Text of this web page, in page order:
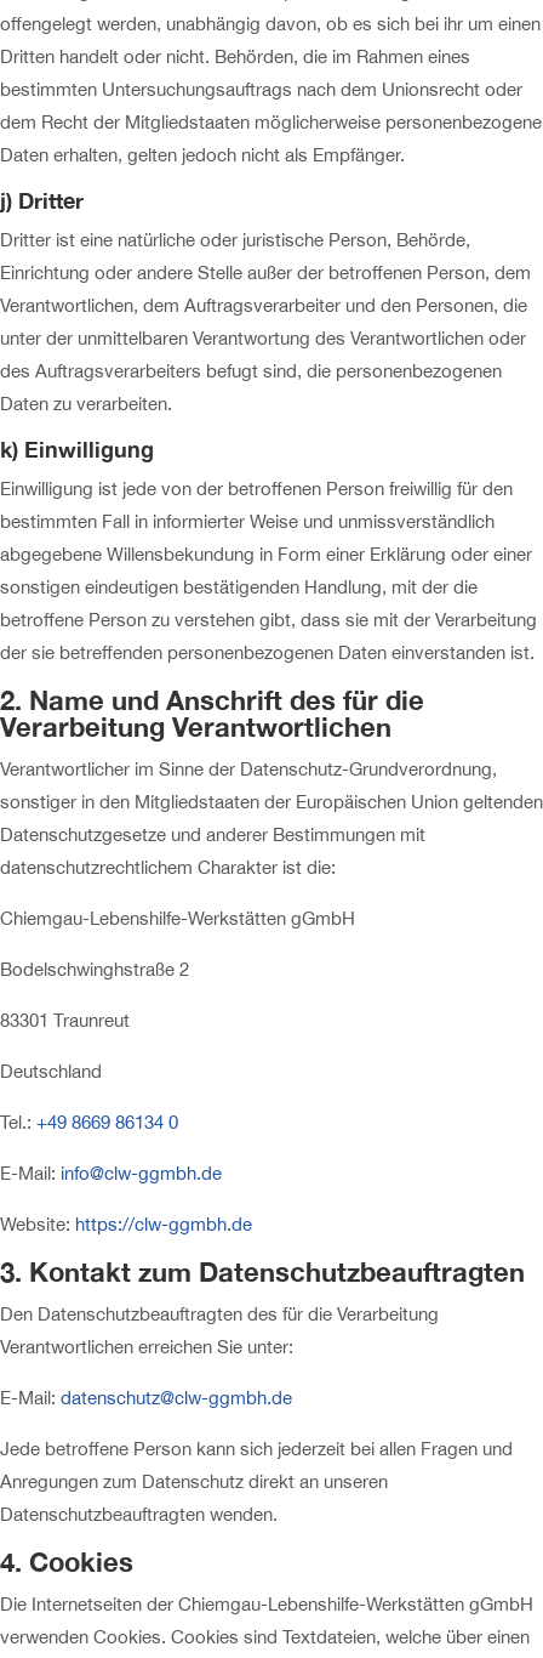
offengelegt werden, unabhängig davon, ob es sich bei ihr um einen
Dritten handelt oder nicht. Behörden, die im Rahmen eines
bestimmten Untersuchungsauftrags nach dem Unionsrecht oder
dem Recht der Mitgliedstaaten möglicherweise personenbezogene
Daten erhalten, gelten jedoch nicht als Empfänger.
j) Dritter
Dritter ist eine natürliche oder juristische Person, Behörde,
Einrichtung oder andere Stelle außer der betroffenen Person, dem
Verantwortlichen, dem Auftragsverarbeiter und den Personen, die
unter der unmittelbaren Verantwortung des Verantwortlichen oder
des Auftragsverarbeiters befugt sind, die personenbezogenen
Daten zu verarbeiten.
k) Einwilligung
Einwilligung ist jede von der betroffenen Person freiwillig für den
bestimmten Fall in informierter Weise und unmissverständlich
abgegebene Willensbekundung in Form einer Erklärung oder einer
sonstigen eindeutigen bestätigenden Handlung, mit der die
betroffene Person zu verstehen gibt, dass sie mit der Verarbeitung
der sie betreffenden personenbezogenen Daten einverstanden ist.
2. Name und Anschrift des für die
Verarbeitung Verantwortlichen
Verantwortlicher im Sinne der Datenschutz-Grundverordnung,
sonstiger in den Mitgliedstaaten der Europäischen Union geltenden
Datenschutzgesetze und anderer Bestimmungen mit
datenschutzrechtlichem Charakter ist die:
Chiemgau-Lebenshilfe-Werkstätten gGmbH
Bodelschwinghstraße 2
83301 Traunreut
Deutschland
Tel.: +49 8669 86134 0
E-Mail: info@clw-ggmbh.de
Website: https://clw-ggmbh.de
3. Kontakt zum Datenschutzbeauftragten
Den Datenschutzbeauftragten des für die Verarbeitung
Verantwortlichen erreichen Sie unter:
E-Mail: datenschutz@clw-ggmbh.de
Jede betroffene Person kann sich jederzeit bei allen Fragen und
Anregungen zum Datenschutz direkt an unseren
Datenschutzbeauftragten wenden.
4. Cookies
Die Internetseiten der Chiemgau-Lebenshilfe-Werkstätten gGmbH
verwenden Cookies. Cookies sind Textdateien, welche über einen